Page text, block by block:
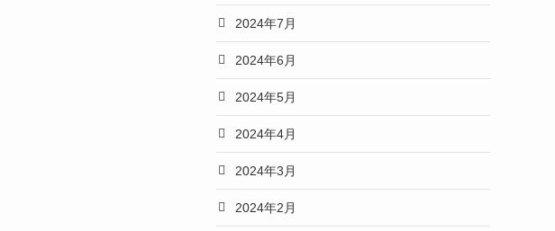
2024年7月
2024年6月
2024年5月
2024年4月
2024年3月
2024年2月